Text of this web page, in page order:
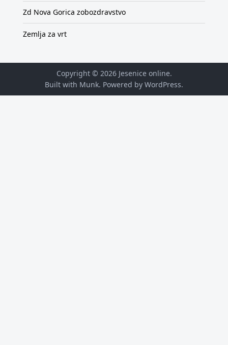
Zd Nova Gorica zobozdravstvo
Zemlja za vrt
Copyright © 2026 Jesenice online.
Built with Munk. Powered by WordPress.